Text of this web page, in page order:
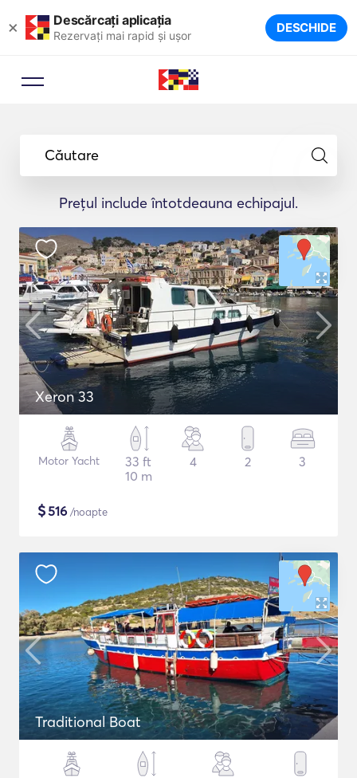
× Descărcați aplicația
Rezervați mai rapid și ușor DESCHIDE
Căutare
Prețul include întotdeauna echipajul.
Xeron 33
Motor Yacht
33 ft
10 m
4 2 3
$516 /noapte
Traditional Boat